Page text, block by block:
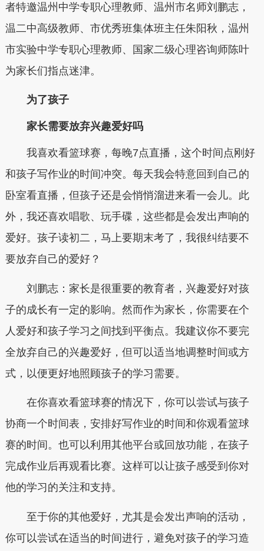
者特邀温州中学专职心理教师、温州市名师刘鹏志，
温二中高级教师、市优秀班集体班主任朱阳秋，温州
市实验中学专职心理教师、国家二级心理咨询师陈叶
为家长们指点迷津。
为了孩子
家长需要放弃兴趣爱好吗
我喜欢看篮球赛，每晚7点直播，这个时间点刚好
和孩子写作业的时间冲突。每天我会特意回到自己的
卧室看直播，但孩子还是会悄悄溜进来看一会儿。此
外，我还喜欢唱歌、玩手碟，这些都是会发出声响的
爱好。孩子读初二，马上要期末考了，我很纠结要不
要放弃自己的爱好？
刘鹏志：家长是很重要的教育者，兴趣爱好对孩
子的成长有一定的影响。然而作为家长，你需要在个
人爱好和孩子学习之间找到平衡点。我建议你不要完
全放弃自己的兴趣爱好，但可以适当地调整时间或方
式，以便更好地照顾孩子的学习需要。
在你喜欢看篮球赛的情况下，你可以尝试与孩子
协商一个时间表，安排好写作业的时间和你观看篮球
赛的时间。也可以利用其他平台或回放功能，在孩子
完成作业后再观看比赛。这样可以让孩子感受到你对
他的学习的关注和支持。
至于你的其他爱好，尤其是会发出声响的活动，
你可以尝试在适当的时间进行，避免对孩子的学习造